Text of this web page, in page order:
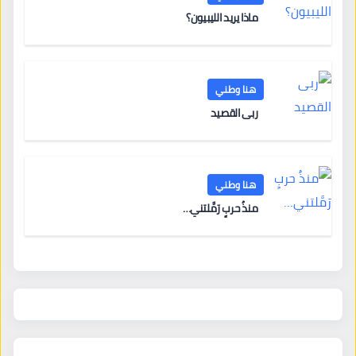
ماذا يريد الليبيون؟
هنا وطني
ربى القصيد
هنا وطني
منذُ حربٍ رَمَّلتني…